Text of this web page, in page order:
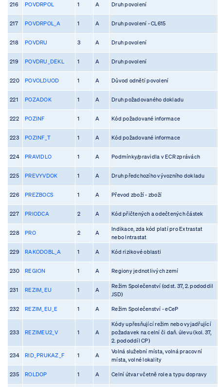
216 POVDRPOL 1 A Druh povolení
217 POVDRPOL_A 1 A Druh povolení - CL615
218 POVDRU 3 A Druh povolení
219 POVDRU_DEKL 1 A Druh povolení
220 POVOLDUOD 1 A Důvod odnětí povolení
221 POZADOK 1 A Druh požadovaného dokladu
222 POZINF 1 A Kód požadované informace
223 POZINF_T 1 A Kód požadované informace
224 PRAVIDLO 1 A Podmínky/pravidla v ECR zprávách
225 PREVYVDOK 1 A Druh předchozího vývozního dokladu
226 PREZBOCS 1 A Převod zboží - zboží
227 PRIODCA 2 A Kód přičtených a odečtených částek
228 PRO 2 A
Indikace, zda kód platí pro Extrastat
nebo Intrastat
229 RAKODOBL_A 1 A Kód rizikové oblasti
230 REGION 1 A Regiony jednotlivých zemí
231 REZIM_EU 1 A
Režim Společenství (odst. 37, 2. pododdil
JSD)
232 REZIM_EU_E 1 A Režim Společenství - eCeP
233 REZIMEU2_V 1 A
Kódy upřesňující režim nebo vyjadřující
požadavek na celní či daň. úlevu (kol. 37,
2. pododdíl CP)
234 RID_PRUKAZ_F 1 A
Volná služební místa, volná pracovní
místa, volné lokality
235 ROLDOP 1 A Celní útvar včetně role a typu dopravy